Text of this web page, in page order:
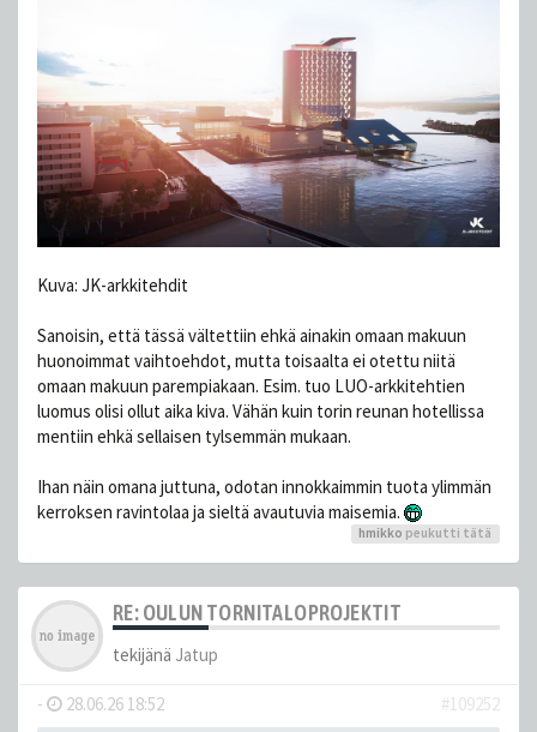
Kuva: JK-arkkitehdit
Sanoisin, että tässä vältettiin ehkä ainakin omaan makuun
huonoimmat vaihtoehdot, mutta toisaalta ei otettu niitä
omaan makuun parempiakaan. Esim. tuo LUO-arkkitehtien
luomus olisi ollut aika kiva. Vähän kuin torin reunan hotellissa
mentiin ehkä sellaisen tylsemmän mukaan.
Ihan näin omana juttuna, odotan innokkaimmin tuota ylimmän
kerroksen ravintolaa ja sieltä avautuvia maisemia.
hmikko peukutti tätä
RE: OULUN TORNITALOPROJEKTIT
tekijänä Jatup
- 28.06.26 18:52
#109252